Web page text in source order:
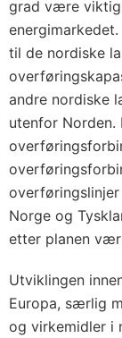
grad være
til de nordiske
andre nordiske
utenfor Norden.
Norge og
etter planen
Utviklingen
Europa, særlig
og virkemidler i